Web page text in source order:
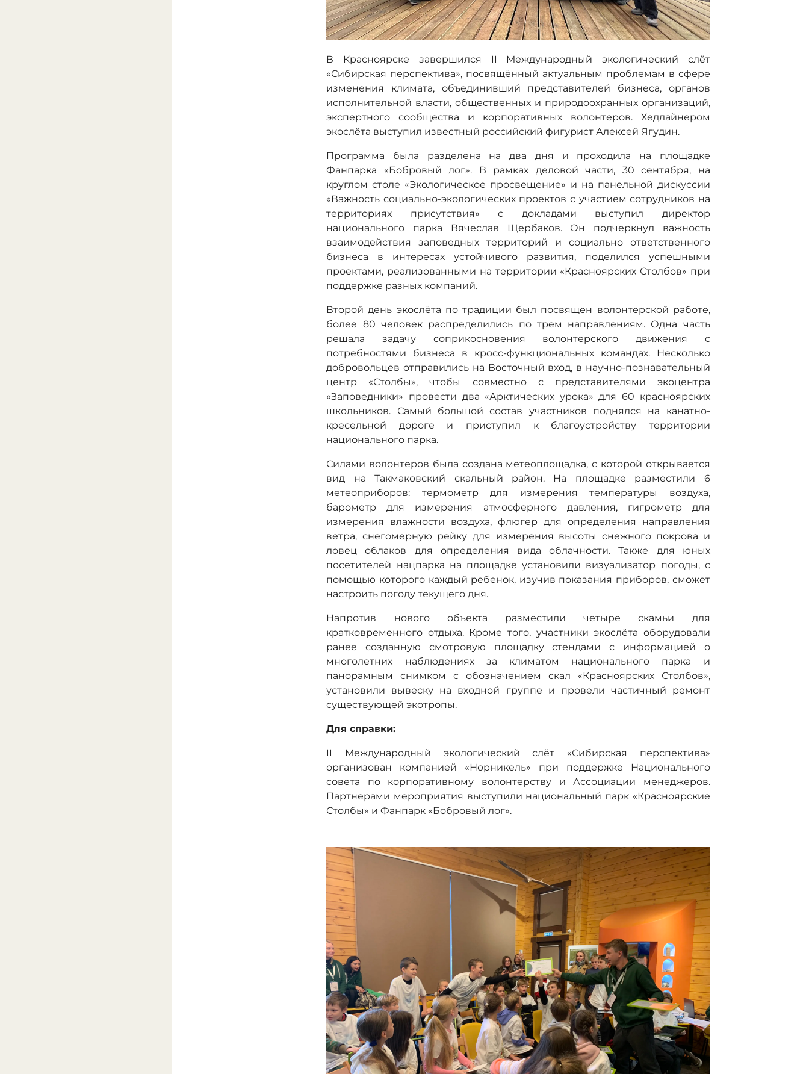
В Красноярске завершился II Международный экологический слёт
«Сибирская перспектива», посвящённый актуальным проблемам в сфере
изменения климата, объединивший представителей бизнеса, органов
исполнительной власти, общественных и природоохранных организаций,
экспертного сообщества и корпоративных волонтеров. Хедлайнером
экослёта выступил известный российский фигурист Алексей Ягудин.
Программа была разделена на два дня и проходила на площадке
Фанпарка «Бобровый лог». В рамках деловой части, 30 сентября, на
круглом столе «Экологическое просвещение» и на панельной дискуссии
«Важность социально-экологических проектов с участием сотрудников на
территориях присутствия» с докладами выступил директор
национального парка Вячеслав Щербаков. Он подчеркнул важность
взаимодействия заповедных территорий и социально ответственного
бизнеса в интересах устойчивого развития, поделился успешными
проектами, реализованными на территории «Красноярских Столбов» при
поддержке разных компаний.
Второй день экослёта по традиции был посвящен волонтерской работе,
более 80 человек распределились по трем направлениям. Одна часть
решала задачу соприкосновения волонтерского движения с
потребностями бизнеса в кросс-функциональных командах. Несколько
добровольцев отправились на Восточный вход, в научно-познавательный
центр «Столбы», чтобы совместно с представителями экоцентра
«Заповедники» провести два «Арктических урока» для 60 красноярских
школьников. Самый большой состав участников поднялся на канатно-
кресельной дороге и приступил к благоустройству территории
национального парка.
Силами волонтеров была создана метеоплощадка, с которой открывается
вид на Такмаковский скальный район. На площадке разместили 6
метеоприборов: термометр для измерения температуры воздуха,
барометр для измерения атмосферного давления, гигрометр для
измерения влажности воздуха, флюгер для определения направления
ветра, снегомерную рейку для измерения высоты снежного покрова и
ловец облаков для определения вида облачности. Также для юных
посетителей нацпарка на площадке установили визуализатор погоды, с
помощью которого каждый ребенок, изучив показания приборов, сможет
настроить погоду текущего дня.
Напротив нового объекта разместили четыре скамьи для
кратковременного отдыха. Кроме того, участники экослёта оборудовали
ранее созданную смотровую площадку стендами с информацией о
многолетних наблюдениях за климатом национального парка и
панорамным снимком с обозначением скал «Красноярских Столбов»,
установили вывеску на входной группе и провели частичный ремонт
существующей экотропы.
Для справки:
II Международный экологический слёт «Сибирская перспектива»
организован компанией «Норникель» при поддержке Национального
совета по корпоративному волонтерству и Ассоциации менеджеров.
Партнерами мероприятия выступили национальный парк «Красноярские
Столбы» и Фанпарк «Бобровый лог».